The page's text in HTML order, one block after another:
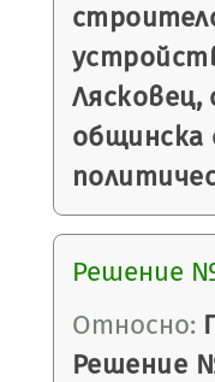
общинска
Решение
Относно:
Решение